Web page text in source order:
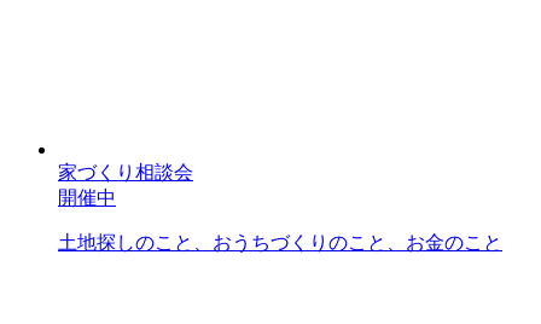
家づくり相談会
開催中
土地探しのこと、おうちづくりのこと、お金のこと